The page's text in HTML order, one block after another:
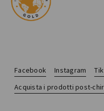
Facebook Instagram
Acquista i prodotti post-